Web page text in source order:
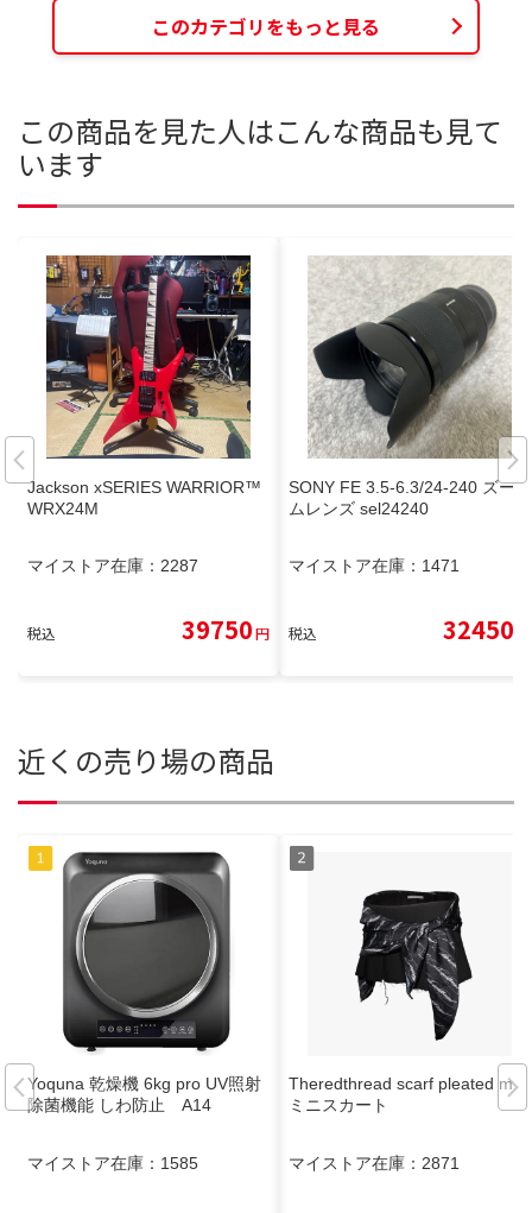
このカテゴリをもっと見る
この商品を見た人はこんな商品も見て
います
Jackson xSERIES WARRIOR™
WRX24M
マイストア在庫： 2287
税込 39750円
SONY FE 3.5-6.3/24-240 ズー
ムレンズ sel24240
マイストア在庫： 1471
税込 32450
近くの売り場の商品
Yoquna 乾燥機 6kg pro UV照射
除菌機能 しわ防止 A14
マイストア在庫： 1585
Theredthread scarf pleated mini
ミニスカート
マイストア在庫： 2871